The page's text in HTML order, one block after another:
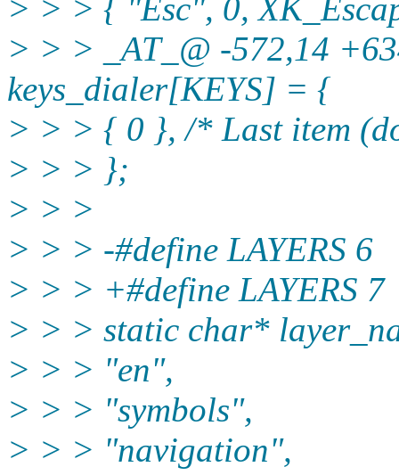
> > > { "Esc", 0,
> > > _AT_@ -572,14
keys_dialer[KEYS] = {
> > > { 0 }, /* Last item
> > > };
> > >
> > > -#define LAYERS 6
> > > +#define LAYERS 7
> > > static char*
> > > "en",
> > > "symbols",
> > > "navigation",